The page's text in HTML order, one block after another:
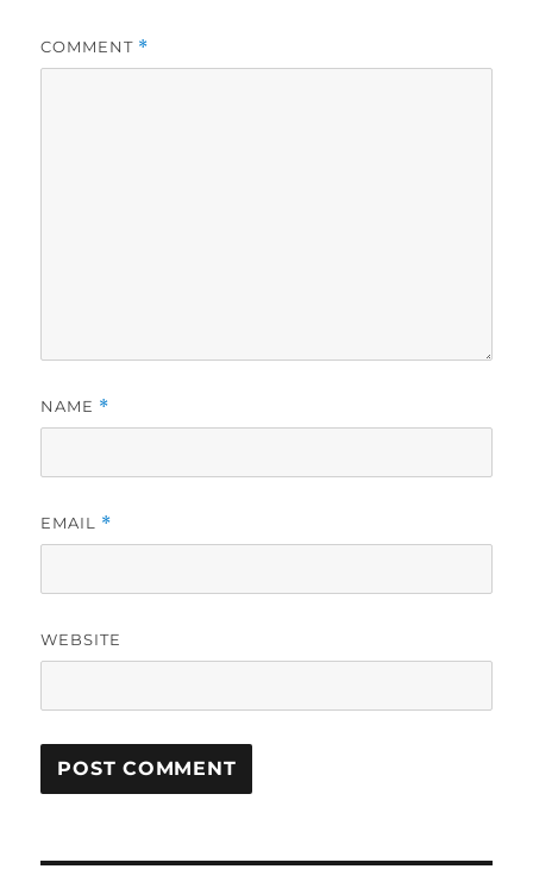
COMMENT *
NAME *
EMAIL *
WEBSITE